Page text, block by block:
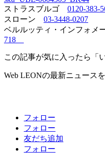
ストラスブルゴ 0120-383-
スローン 03-3448-0207
ベルルッティ・インフォメ
718
この記事が気に入ったら「
Web LEONの最新ニュース
フォロー
フォロー
友だち追加
フォロー